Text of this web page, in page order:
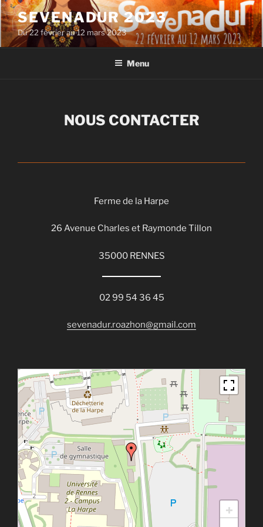
Aller
au
contenu
principal
SEVENADUR 2023
Du 22 février au 12 mars 2023
Menu
NOUS CONTACTER
Ferme de la Harpe
26 Avenue Charles et Raymonde Tillon
35000 RENNES
02 99 54 36 45
sevenadur.roazhon@gmail.com
+